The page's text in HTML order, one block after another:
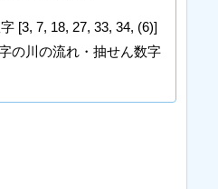
[3, 7, 18, 27, 33, 34, (6)]
の川の流れ・抽せん数字